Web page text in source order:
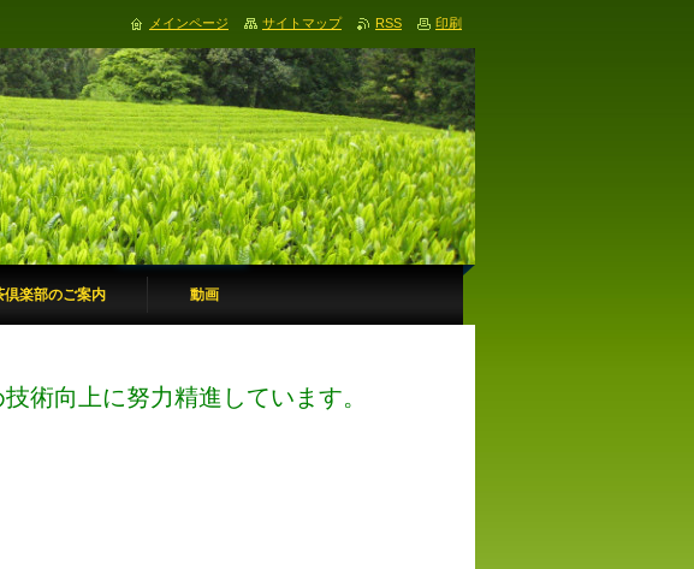
倶楽部のご案内 動画
術向上に努力精進しています。
メインページ サイトマップ RSS 印刷